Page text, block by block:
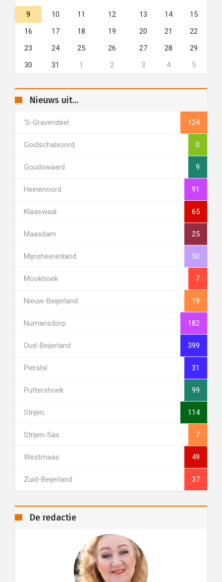
9
10 11 12 13 14
15
16
17 18 19 20 21
22
23
24 25 26 27 28
29
30
31 1 2 3 4 5
Nieuws uit...
's-Gravendeel 124
Goidschalxoord 0
Goudswaard 9
Heinenoord 91
Klaaswaal 65
Maasdam 25
Mijnsheerenland 50
Mookhoek 7
Nieuw-Beijerland 19
Numansdorp 182
Oud-Beijerland 399
Piershil 31
Puttershoek 99
Strijen 114
Strijen-Sas 7
Westmaas 49
Zuid-Beijerland 37
De redactie